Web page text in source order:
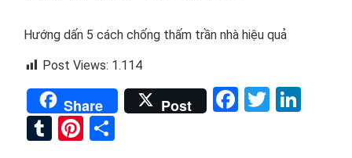
Hướng dấn 5 cách chống thấm trần nhà hiệu quả
Post Views: 1.114
Share Post Facebook
Twitter
TumblrPinterest